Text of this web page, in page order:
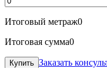
Итоговый метраж0
Итоговая сумма0
Заказать